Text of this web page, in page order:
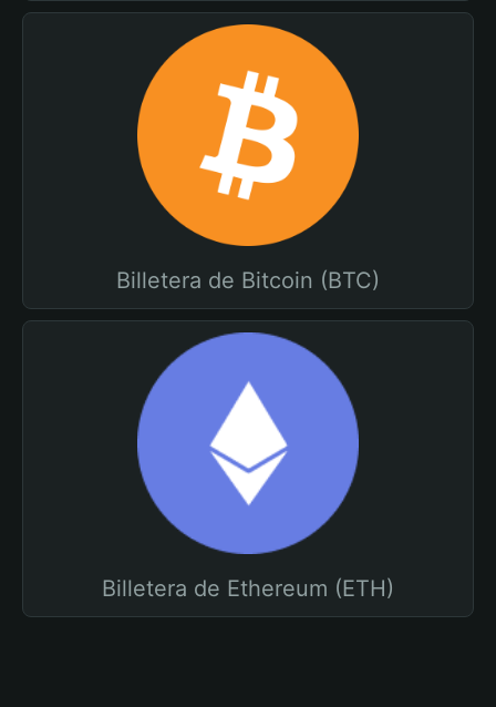
Billetera de Bitcoin (BTC)
Billetera de Ethereum (ETH)